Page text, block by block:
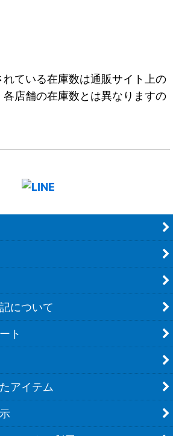
ている在庫数は通販サイト上の
店舗の在庫数とは異なりますの
について
ト
アイテム